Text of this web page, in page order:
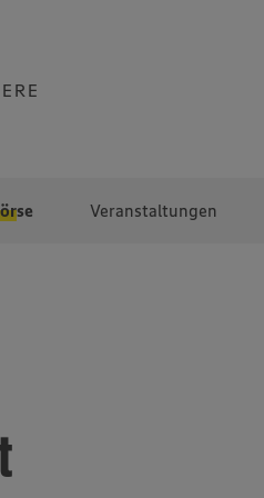
Veranstaltungen